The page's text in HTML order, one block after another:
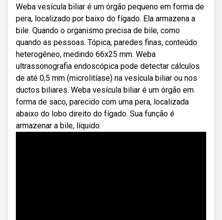
Weba vesícula biliar é um órgão pequeno em forma de
pera, localizado por baixo do fígado. Ela armazena a
bile. Quando o organismo precisa de bile, como
quando as pessoas. Tópica, paredes finas, conteúdo
heterogêneo, medindo 66x25 mm. Weba
ultrassonografia endoscópica pode detectar cálculos
de até 0,5 mm (microlitíase) na vesícula biliar ou nos
ductos biliares. Weba vesícula biliar é um órgão em
forma de saco, parecido com uma pera, localizada
abaixo do lobo direito do fígado. Sua função é
armazenar a bile, líquido.